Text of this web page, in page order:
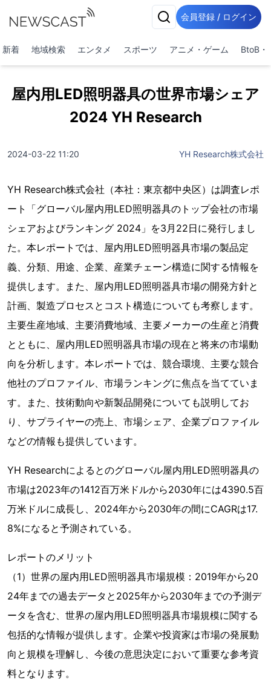
会員登録 / ログイン
新着 地域検索 エンタメ スポーツ アニメ・ゲーム BtoB・
屋内用LED照明器具の世界市場シェア
2024 YH Research
2024-03-22 11:20 YH Research株式会社
YH Research株式会社（本社：東京都中央区）は調査レポ
ート「グローバル屋内用LED照明器具のトップ会社の市場
シェアおよびランキング 2024」を3月22日に発行しまし
た。本レポートでは、屋内用LED照明器具市場の製品定
義、分類、用途、企業、産業チェーン構造に関する情報を
提供します。また、屋内用LED照明器具市場の開発方針と
計画、製造プロセスとコスト構造についても考察します。
主要生産地域、主要消費地域、主要メーカーの生産と消費
とともに、屋内用LED照明器具市場の現在と将来の市場動
向を分析します。本レポートでは、競合環境、主要な競合
他社のプロファイル、市場ランキングに焦点を当てていま
す。また、技術動向や新製品開発についても説明してお
り、サプライヤーの売上、市場シェア、企業プロファイル
などの情報も提供しています。
YH Researchによるとのグローバル屋内用LED照明器具の
市場は2023年の1412百万米ドルから2030年には4390.5百
万米ドルに成長し、2024年から2030年の間にCAGRは17.
8%になると予測されている。
レポートのメリット
（1）世界の屋内用LED照明器具市場規模：2019年から20
24年までの過去データと2025年から2030年までの予測デ
ータを含む、世界の屋内用LED照明器具市場規模に関する
包括的な情報が提供します。企業や投資家は市場の発展動
向と規模を理解し、今後の意思決定において重要な参考資
料となります。